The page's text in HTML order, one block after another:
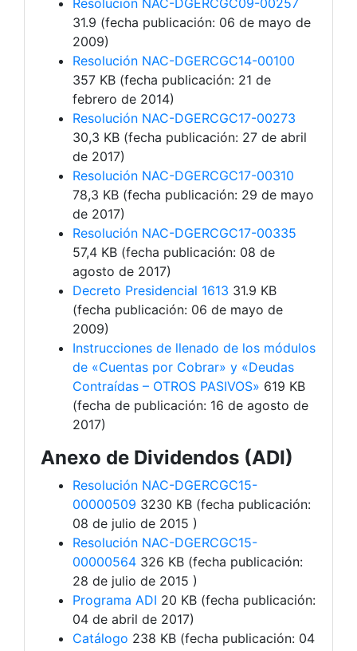
31.9 (fecha publicación: 06 de mayo de
2009)
Resolución NAC-DGERCGC14-00100
357 KB (fecha publicación: 21 de
febrero de 2014)
Resolución NAC-DGERCGC17-00273
30,3 KB (fecha publicación: 27 de abril
de 2017)
Resolución NAC-DGERCGC17-00310
78,3 KB (fecha publicación: 29 de mayo
de 2017)
Resolución NAC-DGERCGC17-00335
57,4 KB (fecha publicación: 08 de
agosto de 2017)
Decreto Presidencial 1613 31.9 KB
(fecha publicación: 06 de mayo de
2009)
Instrucciones de llenado de los módulos
de «Cuentas por Cobrar» y «Deudas
Contraídas – OTROS PASIVOS» 619 KB
(fecha de publicación: 16 de agosto de
2017)
Anexo de Dividendos (ADI)
Resolución NAC-DGERCGC15-
00000509 3230 KB (fecha publicación:
08 de julio de 2015 )
Resolución NAC-DGERCGC15-
00000564 326 KB (fecha publicación:
28 de julio de 2015 )
Programa ADI 20 KB (fecha publicación:
04 de abril de 2017)
Catálogo 238 KB (fecha publicación: 04